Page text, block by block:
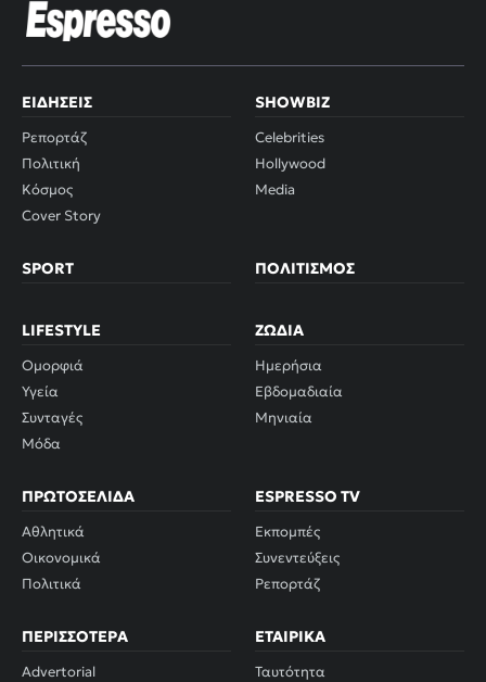
ΕΙΔΉΣΕΙΣ
Ρεπορτάζ
Πολιτική
Κόσμος
Cover Story
SHOWBIZ
Celebrities
Hollywood
Media
SPORT ΠΟΛΙΤΙΣΜΌΣ
LIFESTYLE
Ομορφιά
Υγεία
Συνταγές
Μόδα
ΖΏΔΙΑ
Ημερήσια
Εβδομαδιαία
Μηνιαία
ΠΡΩΤΟΣΈΛΙΔΑ
Αθλητικά
Οικονομικά
Πολιτικά
ESPRESSO TV
Εκπομπές
Συνεντεύξεις
Ρεπορτάζ
ΠΕΡΙΣΣΌΤΕΡΑ
Advertorial
ΕΤΑΙΡΙΚΆ
Ταυτότητα